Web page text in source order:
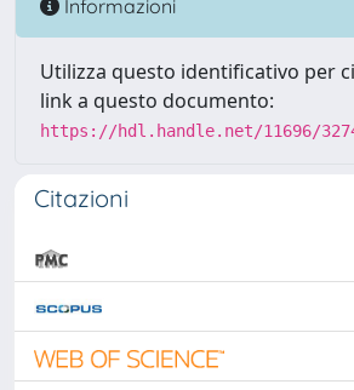
Informazioni
Utilizza questo identificativo per
link a questo documento:
https://hdl.handle.net/11696/
Citazioni